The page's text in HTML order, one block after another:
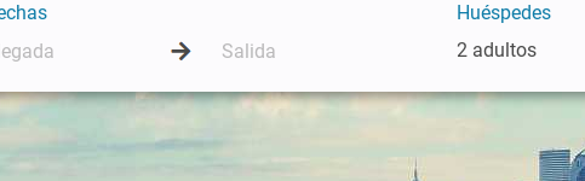
Huéspedes
2 adultos